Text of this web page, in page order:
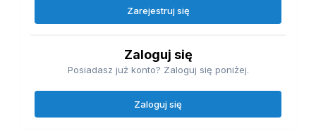
Zarejestruj się
Zaloguj się
Posiadasz już konto? Zaloguj się poniżej.
Zaloguj się